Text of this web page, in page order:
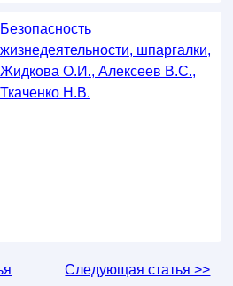
Безопасность
жизнедеятельности, шпаргалки,
Жидкова О.И., Алексеев В.С.,
Ткаченко Н.В.
Следующая статья >>